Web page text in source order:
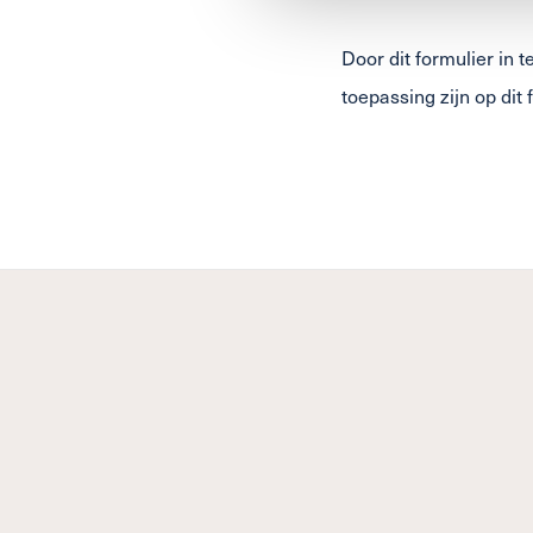
Door dit formulier in
toepassing zijn op dit